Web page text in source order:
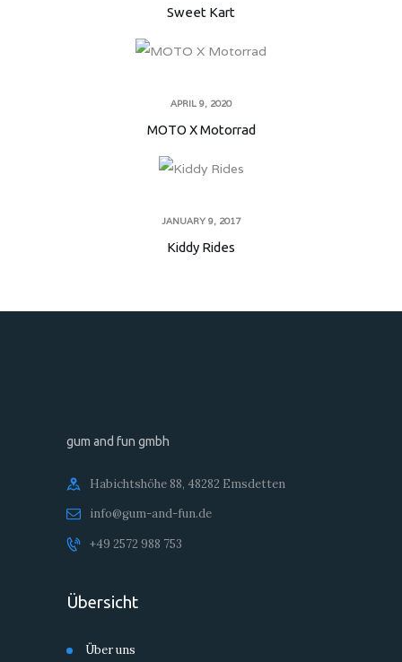
Sweet Kart
APRIL 9, 2020
MOTO X Motorrad
JANUARY 9, 2017
Kiddy Rides
gum and fun gmbh
Habichtshöhe 88, 48282 Emsdetten
info@gum-and-fun.de
+49 2572 988 753
Übersicht
Über uns